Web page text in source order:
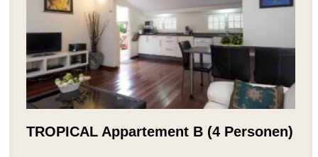
TROPICAL Appartement B (4 Personen)